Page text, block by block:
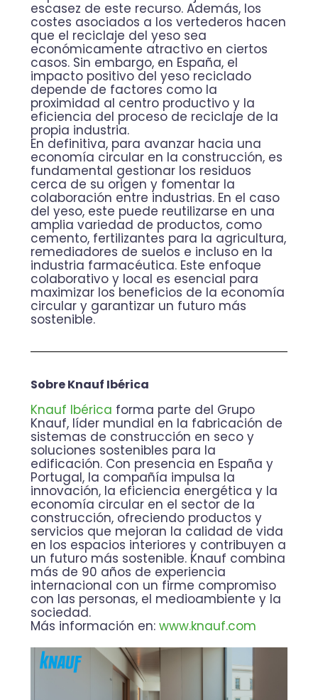
escasez de este recurso. Además, los
costes asociados a los vertederos hacen
que el reciclaje del yeso sea
económicamente atractivo en ciertos
casos. Sin embargo, en España, el
impacto positivo del yeso reciclado
depende de factores como la
proximidad al centro productivo y la
eficiencia del proceso de reciclaje de la
propia industria.
En definitiva, para avanzar hacia una
economía circular en la construcción, es
fundamental gestionar los residuos
cerca de su origen y fomentar la
colaboración entre industrias. En el caso
del yeso, este puede reutilizarse en una
amplia variedad de productos, como
cemento, fertilizantes para la agricultura,
remediadores de suelos e incluso en la
industria farmacéutica. Este enfoque
colaborativo y local es esencial para
maximizar los beneficios de la economía
circular y garantizar un futuro más
sostenible.
Sobre Knauf Ibérica
Knauf Ibérica forma parte del Grupo
Knauf, líder mundial en la fabricación de
sistemas de construcción en seco y
soluciones sostenibles para la
edificación. Con presencia en España y
Portugal, la compañía impulsa la
innovación, la eficiencia energética y la
economía circular en el sector de la
construcción, ofreciendo productos y
servicios que mejoran la calidad de vida
en los espacios interiores y contribuyen a
un futuro más sostenible. Knauf combina
más de 90 años de experiencia
internacional con un firme compromiso
con las personas, el medioambiente y la
sociedad.
Más información en: www.knauf.com